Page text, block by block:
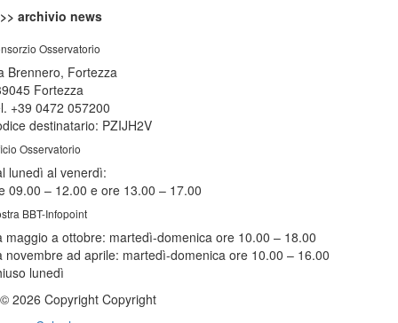
>> archivio news
Osservatorio
Brennero, Fortezza
Fortezza
+39 0472 057200
destinatario: PZIJH2V
Osservatorio
lunedì al venerdì:
09.00 – 12.00 e ore 13.00 – 17.00
BBT-Infopoint
maggio a ottobre: martedì-domenica ore 10.00 – 18.00
novembre ad aprile: martedì-domenica ore 10.00 – 16.00
lunedì
© 2026 Copyright Copyright